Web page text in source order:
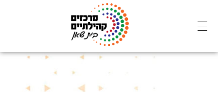
מרכזים קהילתיים - בית שאן